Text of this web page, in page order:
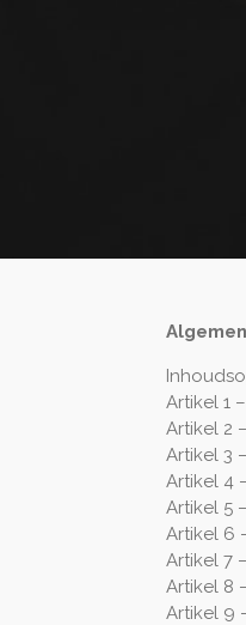
Artikel 1
Artikel 2
Artikel 3
Artikel 4
Artikel 5
Artikel 6
Artikel 7
Artikel 8
Artikel 9